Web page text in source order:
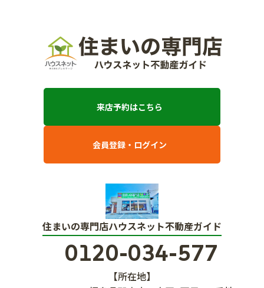
来店予約はこちら
会員登録・ログイン
住まいの専門店ハウスネット不動産ガイド
0120-034-577
【所在地】